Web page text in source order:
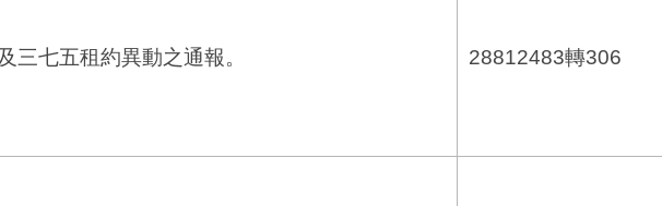
三七五租約異動之通報。
28812483轉306